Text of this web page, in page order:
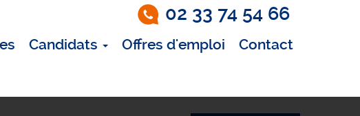
02 33 74 54 66
Candidats Offres d'emploi Contact